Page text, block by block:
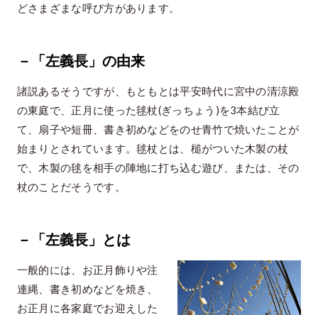
どさまざまな呼び方があります。
－「左義長」の由来
諸説あるそうですが、もともとは平安時代に宮中の清涼殿
の東庭で、正月に使った毬杖(ぎっちょう)を3本結び立
て、扇子や短冊、書き初めなどをのせ青竹で焼いたことが
始まりとされています。毬杖とは、槌がついた木製の杖
で、木製の毬を相手の陣地に打ち込む遊び、または、その
杖のことだそうです。
－「左義長」とは
一般的には、お正月飾りや注
連縄、書き初めなどを焼き、
お正月に各家庭でお迎えした